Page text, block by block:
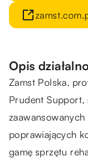
Opis
Zamst Polska,
Prudent Support,
poprawiających
gamę sprzętu